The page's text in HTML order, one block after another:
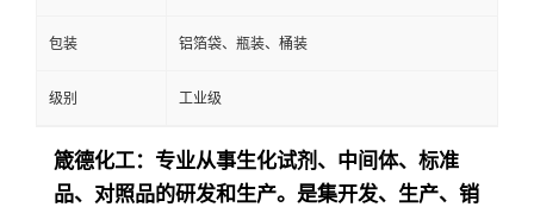
包装 铝箔袋、瓶装、桶装
级别 工业级
箴德化工：专业从事生化试剂、中间体、标准
品、对照品的研发和生产。是集开发、生产、销